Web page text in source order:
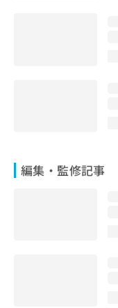
編集・監修記事